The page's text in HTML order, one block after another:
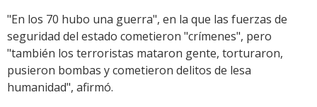
"En los 70 hubo una guerra", en la que las fuerzas de
seguridad del estado cometieron "crímenes", pero
"también los terroristas mataron gente, torturaron,
pusieron bombas y cometieron delitos de lesa
humanidad", afirmó.